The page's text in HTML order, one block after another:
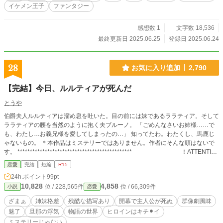
イケメン王子
ファンタジー
感想数 1
文字数 18,536
最終更新日 2025.06.25
登録日 2025.06.24
28 お気に入り追加 2,790
【完結】今日、ルルティアが死んだ
とうや
伯爵夫人ルルティアは溜め息を吐いた。目の前には妹であるララティア。そして
ララティアの腰を当然のように抱く夫ブルーノ。 「ごめんなさいお姉様……で
も、わたし…お義兄様を愛してしまったの…」 知ってたわ。わたくし、馬鹿じ
ゃないもの。 ＊本作品はミステリーではありません。作者にそんな頭はないで
す。 ********************************************** ！ATTENTIO
N！ ********************************************** ＊構成上、非常にセンシティブ
な話があります。 ＊リハビリ作品なので微妙にアレです。ええ… ＊残酷な表現
があります。ご注意ください。
恋愛 完結 短編 R15
24h.ポイント 99pt
小説 10,828 位 / 228,565件 恋愛 4,858 位 / 66,309件
ざまぁ 姉妹格差 残酷な描写あり 開幕で主人公が死ぬ
群像劇風味
魅了
旦那の浮気 物語の世界
ヒロインはキチ⚫︎イ